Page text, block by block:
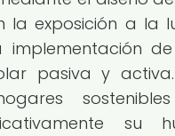
la exposición a la
implementación
pasiva y
su